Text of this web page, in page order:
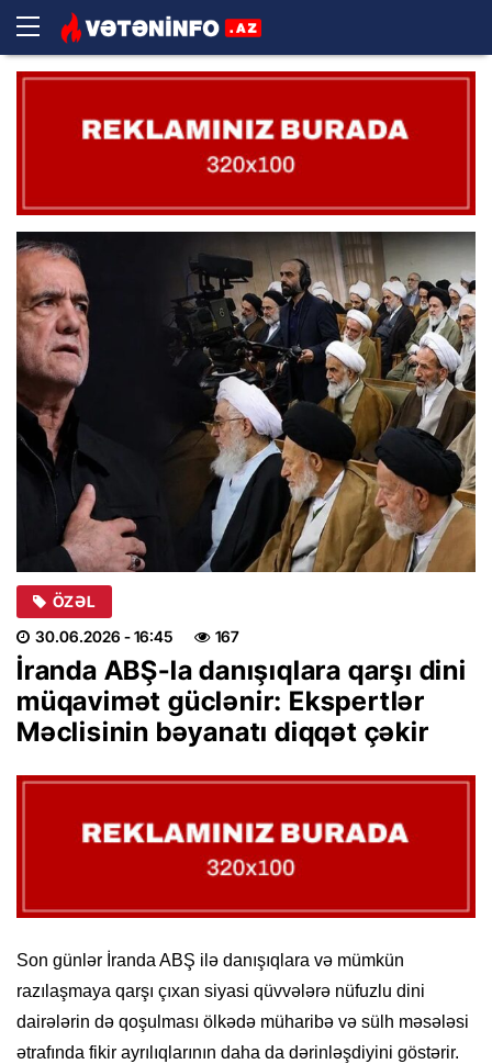
ÖZƏL
30.06.2026 - 16:45 167
İranda ABŞ-la danışıqlara qarşı dini
müqavimət güclənir: Ekspertlər
Məclisinin bəyanatı diqqət çəkir
Son günlər İranda ABŞ ilə danışıqlara və mümkün
razılaşmaya qarşı çıxan siyasi qüvvələrə nüfuzlu dini
dairələrin də qoşulması ölkədə müharibə və sülh məsələsi
ətrafında fikir ayrılıqlarının daha da dərinləşdiyini göstərir.